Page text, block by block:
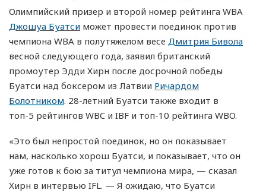
Олимпийский призер и второй номер рейтинга WBA
Джошуа Буатси может провести поединок против
чемпиона WBA в полутяжелом весе Дмитрия Бивола
весной следующего года, заявил британский
промоутер Эдди Хирн после досрочной победы
Буатси над боксером из Латвии Ричардом
Болотником. 28-летний Буатси также входит в
топ-5 рейтингов WBC и IBF и топ-10 рейтинга WBO.
«Это был непростой поединок, но он показывает
нам, насколько хорош Буатси, и показывает, что он
уже готов к бою за титул чемпиона мира, — сказал
Хирн в интервью IFL. — Я ожидаю, что Буатси